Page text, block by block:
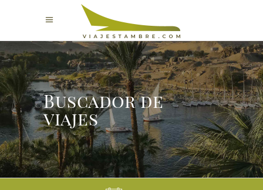
Buscador de
viajes